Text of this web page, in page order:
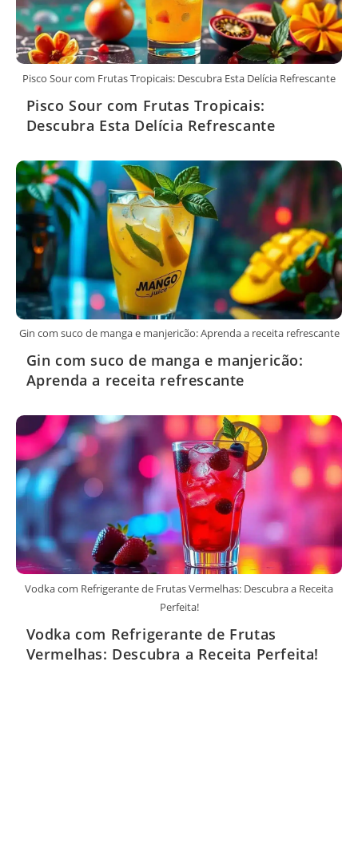
Pisco Sour com Frutas Tropicais: Descubra Esta Delícia Refrescante
Pisco Sour com Frutas Tropicais:
Descubra Esta Delícia Refrescante
Gin com suco de manga e manjericão: Aprenda a receita refrescante
Gin com suco de manga e manjericão:
Aprenda a receita refrescante
Vodka com Refrigerante de Frutas Vermelhas: Descubra a Receita
Perfeita!
Vodka com Refrigerante de Frutas
Vermelhas: Descubra a Receita Perfeita!